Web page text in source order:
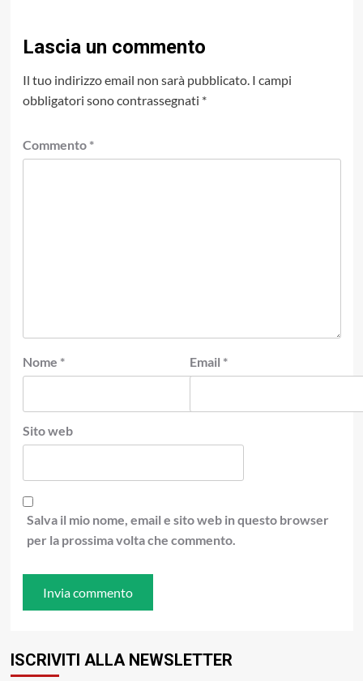
Lascia un commento
Il tuo indirizzo email non sarà pubblicato. I campi
obbligatori sono contrassegnati *
Commento *
Nome * Email *
Sito web
Salva il mio nome, email e sito web in questo browser
per la prossima volta che commento.
ISCRIVITI ALLA NEWSLETTER